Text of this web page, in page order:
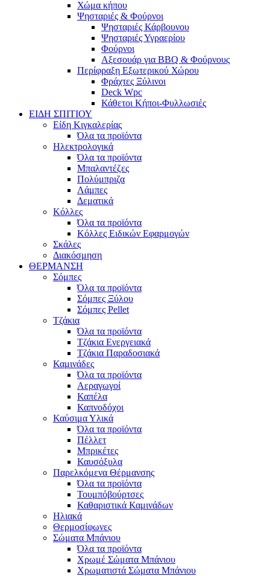
Χώμα κήπου
Ψησταριές & Φούρνοι
Ψησταριές Κάρβουνου
Ψησταριές Υγραερίου
Φούρνοι
Αξεσουάρ για BBQ & Φούρνους
Περίφραξη Εξωτερικού Χώρου
Φράχτες Ξύλινοι
Deck Wpc
Κάθετοι Κήποι-Φυλλωσιές
ΕΙΔΗ ΣΠΙΤΙΟΥ
Είδη Κιγκαλερίας
Όλα τα προϊόντα
Ηλεκτρολογικά
Όλα τα προϊόντα
Μπαλαντέζες
Πολύμπριζα
Λάμπες
Δεματικά
Κόλλες
Όλα τα προϊόντα
Κόλλες Ειδικών Εφαρμογών
Σκάλες
Διακόσμηση
ΘΕΡΜΑΝΣΗ
Σόμπες
Όλα τα προϊόντα
Σόμπες Ξύλου
Σόμπες Pellet
Τζάκια
Όλα τα προϊόντα
Τζάκια Ενεργειακά
Τζάκια Παραδοσιακά
Καμινάδες
Όλα τα προϊόντα
Αεραγωγοί
Καπέλα
Καπνοδόχοι
Καύσιμα Υλικά
Όλα τα προϊόντα
Πέλλετ
Μπρικέτες
Καυσόξυλα
Παρελκόμενα Θέρμανσης
Όλα τα προϊόντα
Τουμπόβούρτσες
Καθαριστικά Καμινάδων
Ηλιακά
Θερμοσίφωνες
Σώματα Μπάνιου
Όλα τα προϊόντα
Χρωμέ Σώματα Μπάνιου
Χρωματιστά Σώματα Μπάνιου